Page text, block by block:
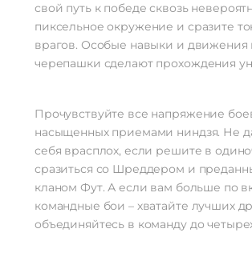
свой путь к победе сквозь
пиксельное окружение и сразите
врагов. Особые навыки и движения
черепашки сделают прохождения
Прочувствуйте все напряжение
насыщенных приемами ниндзя. Не
себя врасплох, если решите в
сразиться со Шреддером и
кланом Фут. А если вам больше по
командные бои – хватайте лучших
объединяйтесь в команду до